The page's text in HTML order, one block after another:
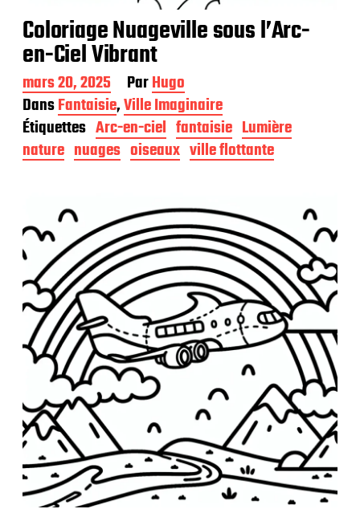
Coloriage Nuageville sous l’Arc-
en-Ciel Vibrant
D
a
t
e
d
e
l
i
c
a
t
i
n
mars 20, 2025 ParHugo
DansFantaisie,Ville Imaginaire
Étiquettes Arc-en-ciel fantaisie Lumière
nature nuages oiseaux ville flottante